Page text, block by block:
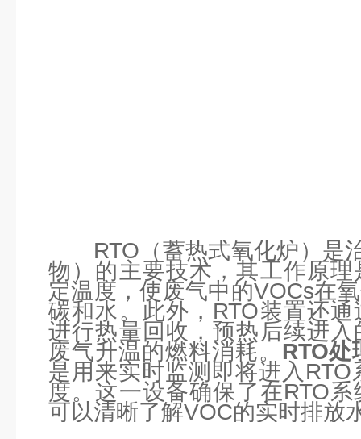
RTO（蓄热式氧化炉）是
物）的主要技术，其工作原
定温度，使废气中的VOCs在
碳和水。此外，RTO装置还
进行热量回收，预热后续进
废气升温的燃料消耗。 RTO处
是用来实时监测即将进入
度。这一设备确保了在RTO
可以清晰了解VOC的实时排放